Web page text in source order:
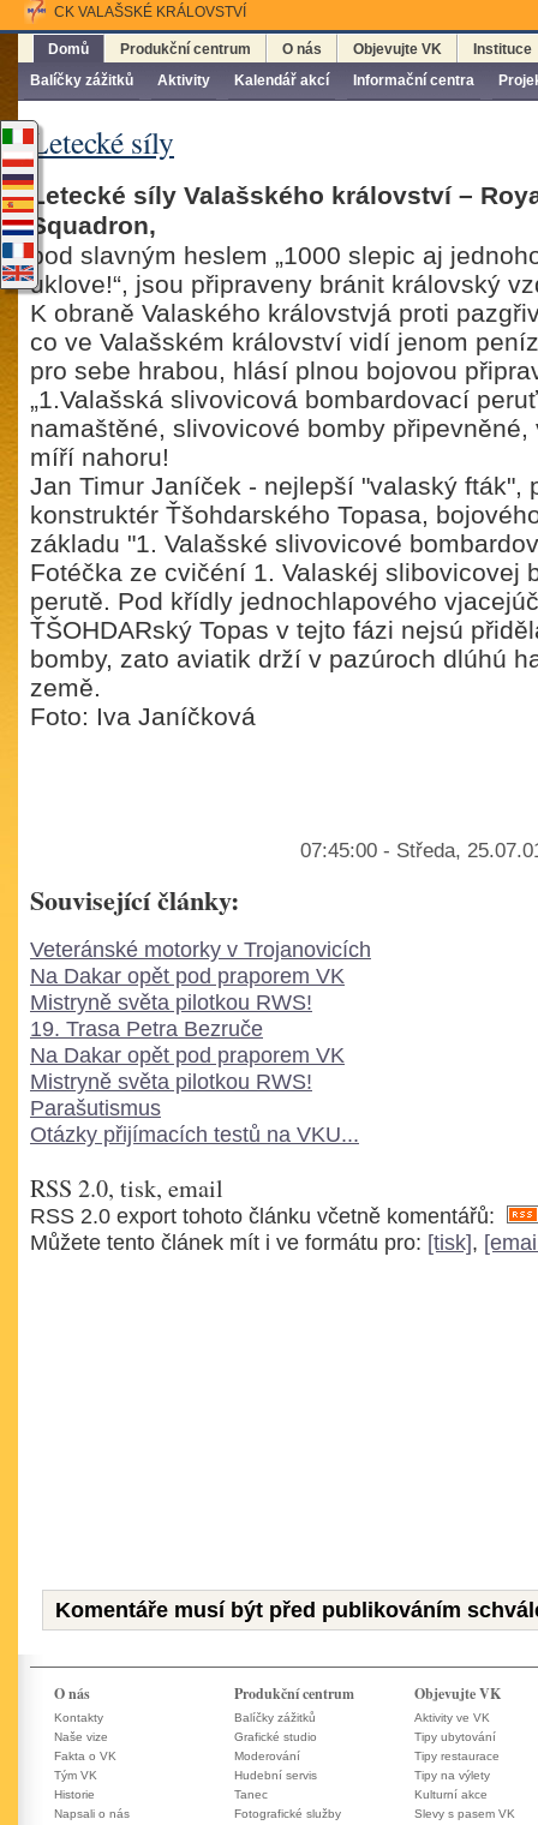
CK VALAŠSKÉ KRÁLOVSTVÍ
Domů
Balíčky zážitků
Aktivity Kalendář akcí Informační centra
Produkční centrum O nás Objevujte VK Instituce
Letecké síly
Letecké síly Valašského království –
Squadron,
pod slavným heslem „1000 slepic aj
uklove!“, jsou připraveny bránit královský
K obraně Valaského královstvjá proti
co ve Valašském království vidí jenom
pro sebe hrabou, hlásí plnou bojovou
„1.Valašská slivovicová bombardovací
namaštěné, slivovicové bomby připevněné,
míří nahoru!
Jan Timur Janíček - nejlepší "valaský fták",
konstruktér Ťšohdarského Topasa,
základu "1. Valašské slivovicové
Fotéčka ze cvičéní 1. Valaskéj slibovicovej
perutě. Pod křídly jednochlapového
ŤŠOHDARský Topas v tejto fázi nejsú
bomby, zato aviatik drží v pazúroch dlúhú
země.
Foto: Iva Janíčková
07:45:00 - Středa,
Související články:
Veteránské motorky v Trojanovicích
Na Dakar opět pod praporem VK
Mistryně světa pilotkou RWS!
19. Trasa Petra Bezruče
Na Dakar opět pod praporem VK
Mistryně světa pilotkou RWS!
Parašutismus
Otázky přijímacích testů na VKU...
RSS 2.0, tisk, email
RSS 2.0 export tohoto článku včetně komentářů:
Můžete tento článek mít i ve formátu pro: [tisk],
Komentáře musí být před publikováním
O nás
Kontakty
Naše vize
Fakta o VK
Tým VK
Historie
Napsali o nás
Produkční centrum
Balíčky zážitků
Grafické studio
Moderování
Hudební servis
Tanec
Fotografické služby
Objevujte VK
Aktivity ve VK
Tipy ubytování
Tipy restaurace
Tipy na výlety
Kulturní akce
Slevy s pasem VK